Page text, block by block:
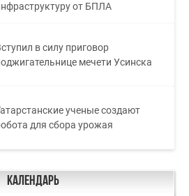
от БПЛА
в силу приговор
мечети Усинска
ученые создают
для сбора урожая
Календарь